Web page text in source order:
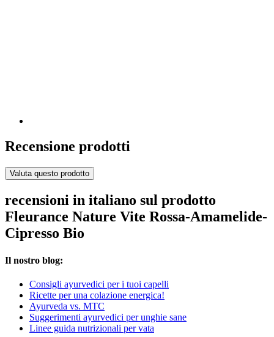
Recensione prodotti
Valuta questo prodotto
recensioni in italiano sul prodotto
Fleurance Nature Vite Rossa-Amamelide-
Cipresso Bio
Il nostro blog:
Consigli ayurvedici per i tuoi capelli
Ricette per una colazione energica!
Ayurveda vs. MTC
Suggerimenti ayurvedici per unghie sane
Linee guida nutrizionali per vata